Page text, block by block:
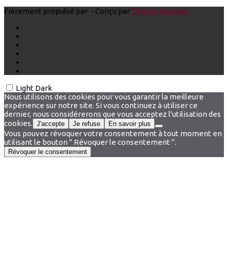
Fièrement propulsé par - Conçu par Thème Hueman
Light Dark
Nous utilisons des cookies pour vous garantir la meilleure
expérience sur notre site. Si vous continuez à utiliser ce
dernier, nous considérerons que vous acceptez l'utilisation des
cookies. J'accepte Je refuse En savoir plus
Vous pouvez révoquer votre consentement à tout moment en
utilisant le bouton " Révoquer le consentement ".
Révoquer le consentement